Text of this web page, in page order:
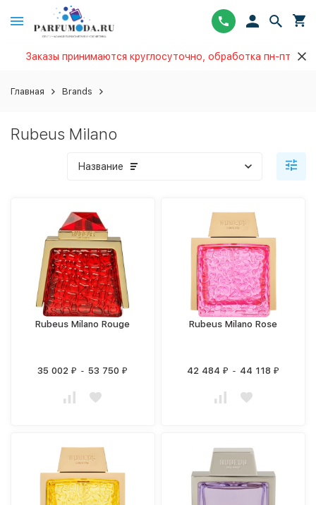
Заказы принимаются круглосуточно, обработка пн-пт
Главная Brands
Rubeus Milano
Название
Rubeus Milano Rouge
35 002₽ - 53 750₽
Rubeus Milano Rose
42 484₽ - 44 118₽